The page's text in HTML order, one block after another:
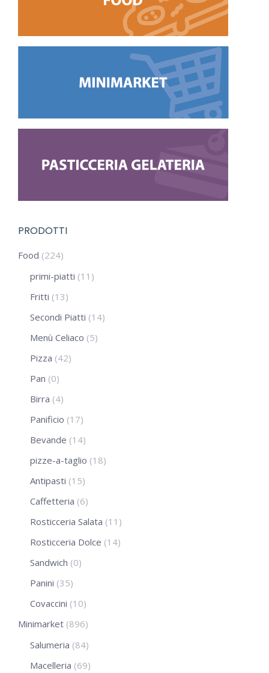
PRODOTTI
Food (224)
primi-piatti (11)
Fritti (13)
Secondi Piatti (14)
Menù Celiaco (5)
Pizza (42)
Pan (0)
Birra (4)
Panificio (17)
Bevande (14)
pizze-a-taglio (18)
Antipasti (15)
Caffetteria (6)
Rosticceria Salata (11)
Rosticceria Dolce (14)
Sandwich (0)
Panini (35)
Covaccini (10)
Minimarket (896)
Salumeria (84)
Macelleria (69)